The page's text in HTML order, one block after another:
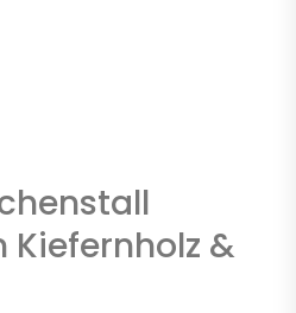
Kiefernholz &